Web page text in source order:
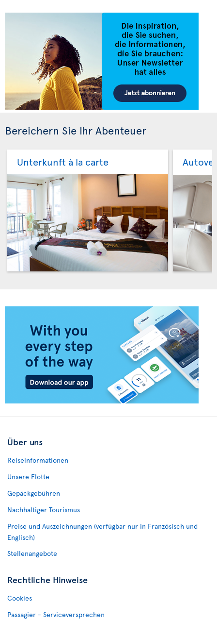
Bereichern Sie Ihr Abenteuer
Unterkunft à la carte
Über uns
Reiseinformationen
Unsere Flotte
Gepäckgebühren
Nachhaltiger Tourismus
Preise und Auszeichnungen (verfügbar nur in Französisch und
Englisch)
Stellenangebote
Rechtliche Hinweise
Cookies
Passagier - Serviceversprechen